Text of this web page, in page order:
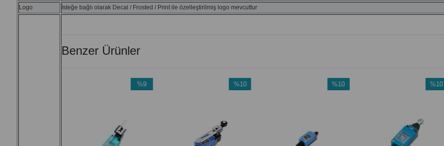
Logo
İsteğe bağlı olarak Decal / Frosted / Print ile özelleştirilmiş logo mevcuttur
Benzer Ürünler
%9
%10
irim
%10
%10
irim